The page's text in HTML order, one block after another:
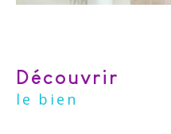
découvrir
le bien